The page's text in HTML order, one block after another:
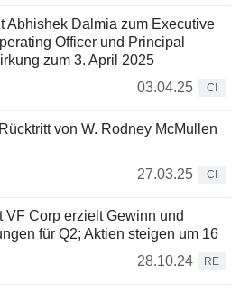
Abhishek Dalmia zum Executive
Officer und Principal
zum 3. April 2025
03.04.25
CI
von W. Rodney McMullen
27.03.25
CI
VF Corp erzielt Gewinn und
für Q2; Aktien steigen um 16
28.10.24
RE